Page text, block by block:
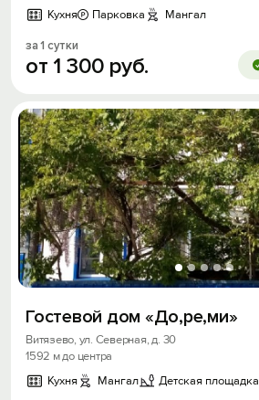
Кухня
Парковка Мангал
за 1 сутки
от 1 300 руб.
Гостевой дом «До,ре,ми»
Витязево, ул. Северная, д. 30
1592 м до центра
Кухня
Мангал Детская площадка